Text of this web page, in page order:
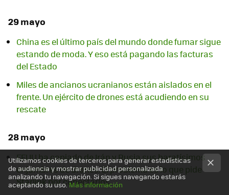
29 mayo
China es el último país del mundo donde fumar sigue
estando de moda. Y eso está pagando las facturas
del Estado
Miles de ancianos ucranianos están aislados en el
frente. Un ejército de drones está acudiendo en su
rescate
28 mayo
EEUU ha copiado de Irán y Rusia sus baratísimos
enjambres de drones. El problema es lo que pide
Starlink por conectarlos
Utilizamos cookies de terceros para generar estadísticas
de audiencia y mostrar publicidad personalizada
analizando tu navegación. Si sigues navegando estarás
aceptando su uso.Más información